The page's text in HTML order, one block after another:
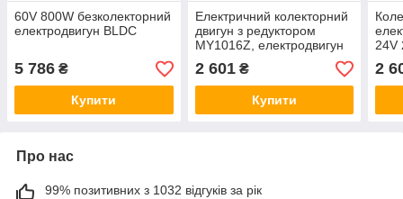
60V 800W безколекторний
електродвигун BLDC
5 786 ₴
Купити
Електричний колекторний
двигун з редуктором
MY1016Z, електродвигун
довгий вал, зі шківом +
роз'єм
2 601₴
Купити
24V
2
Про нас
99% позитивних з 1032 відгуків за рік